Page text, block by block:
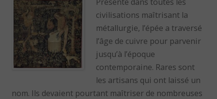
civilisations maîtrisant la
métallurgie, l’épée a traversé
l’âge de cuivre pour parvenir
jusqu’à l’époque
contemporaine. Rares sont
les artisans qui ont laissé un
nom. Ils devaient pourtant maîtriser de nombreuses